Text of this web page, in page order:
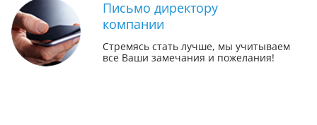
Письмо директору
компании
Стремясь стать лучше, мы учитываем
все Ваши замечания и пожелания!